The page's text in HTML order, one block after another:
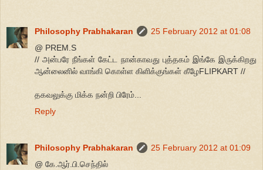
Philosophy Prabhakaran
25 February 2012 at 01:08
@ PREM.S
// அன்பரே நீங்கள் கேட்ட நான்காவது புத்தகம் இங்கே இருக்கிறது
ஆன்லைனில் வாங்கி கொள்ள கிளிக்குங்கள் கீழேFLIPKART //
தகவலுக்கு மிக்க நன்றி பிரேம்...
Reply
Philosophy Prabhakaran
25 February 2012 at 01:09
@ கே.ஆர்.பி.செந்தில்